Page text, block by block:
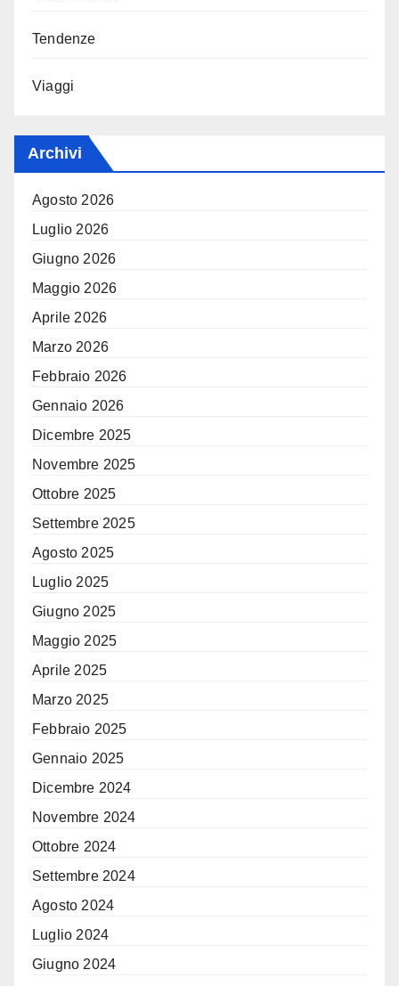
Tendenze
Viaggi
Archivi
Agosto 2026
Luglio 2026
Giugno 2026
Maggio 2026
Aprile 2026
Marzo 2026
Febbraio 2026
Gennaio 2026
Dicembre 2025
Novembre 2025
Ottobre 2025
Settembre 2025
Agosto 2025
Luglio 2025
Giugno 2025
Maggio 2025
Aprile 2025
Marzo 2025
Febbraio 2025
Gennaio 2025
Dicembre 2024
Novembre 2024
Ottobre 2024
Settembre 2024
Agosto 2024
Luglio 2024
Giugno 2024